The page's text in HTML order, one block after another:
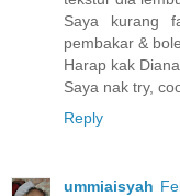
Saya kurang
pembakar &
Harap kak
Saya nak try,
Reply
ummiaisyah